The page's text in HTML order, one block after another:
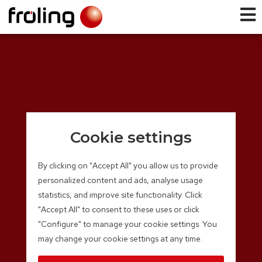
Cookie settings
By clicking on "Accept All" you allow us to provide
personalized content and ads, analyse usage
statistics, and improve site functionality. Click
"Accept All" to consent to these uses or click
"Configure" to manage your cookie settings. You
may change your cookie settings at any time.